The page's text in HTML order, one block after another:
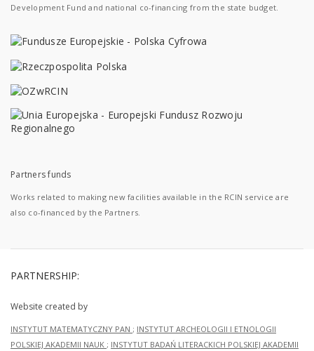
Development Fund and national co-financing from the state budget.
Partners funds
Works related to making new facilities available in the RCIN service are
also co-financed by the Partners.
PARTNERSHIP:
Website created by
INSTYTUT MATEMATYCZNY PAN ; INSTYTUT ARCHEOLOGII I ETNOLOGII
POLSKIEJ AKADEMII NAUK ; INSTYTUT BADAŃ LITERACKICH POLSKIEJ AKADEMII